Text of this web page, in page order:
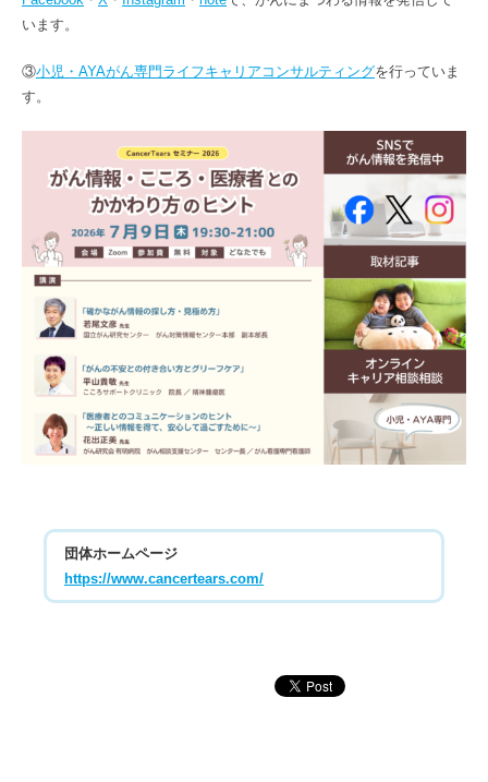
います。
③小児・AYAがん専門ライフキャリアコンサルティングを行っていま
す。
団体ホームページ
https://www.cancertears.com/